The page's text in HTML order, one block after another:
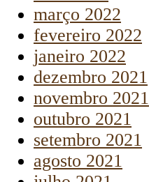
março 2022
fevereiro 2022
janeiro 2022
dezembro 2021
novembro 2021
outubro 2021
setembro 2021
agosto 2021